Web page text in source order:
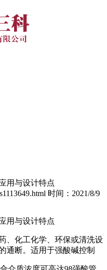
用与设计特点
时间：2021/8/9
用与设计特点
、化工化学、环保或清洗设
通断。适用于强酸碱控制